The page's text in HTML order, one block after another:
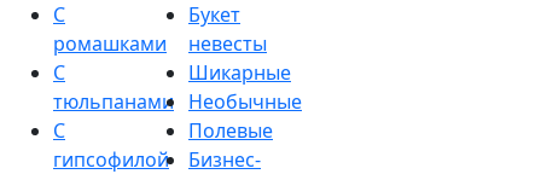
С
ромашками
С
тюльпанами
С
гипсофилой
Букет
невесты
Шикарные
Необычные
Полевые
Бизнес-